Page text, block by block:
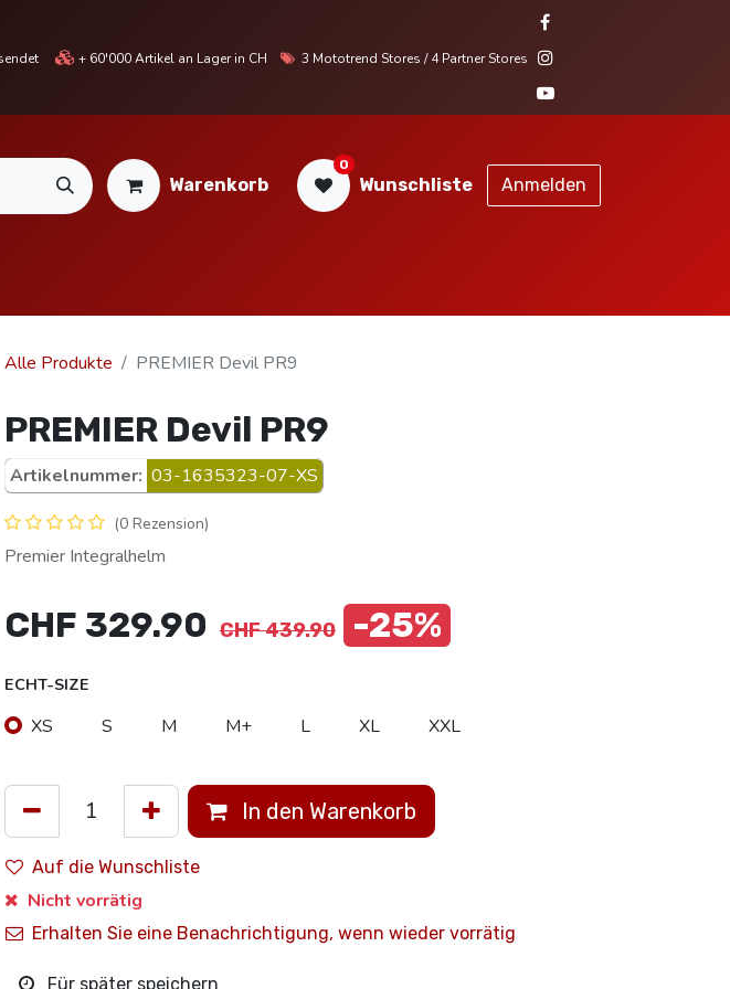
+ 60'000 Artikel an Lager in CH 3 Mototrend Stores / 4 Partner Stores
Warenkorb
0
Wunschliste Anmelden
Alle Produkte PREMIER Devil PR9
PREMIER Devil PR9
Artikelnummer: 03-1635323-07-XS
(0 Rezension)
Premier Integralhelm
CHF 329.90 CHF439.90 -25%
ECHT-SIZE
XS S M M+ L XL XXL
In den Warenkorb
Auf die Wunschliste
Nicht vorrätig
Erhalten Sie eine Benachrichtigung, wenn wieder vorrätig
Für später speichern